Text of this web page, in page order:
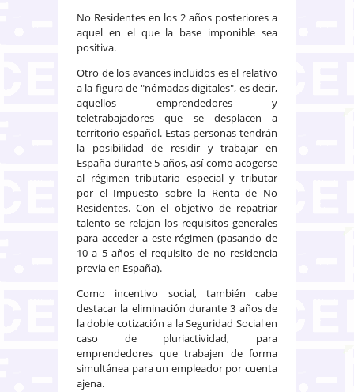
No Residentes en los 2 años posteriores a
aquel en el que la base imponible sea
positiva.
Otro de los avances incluidos es el relativo
a la figura de "nómadas digitales", es decir,
aquellos emprendedores y
teletrabajadores que se desplacen a
territorio español. Estas personas tendrán
la posibilidad de residir y trabajar en
España durante 5 años, así como acogerse
al régimen tributario especial y tributar
por el Impuesto sobre la Renta de No
Residentes. Con el objetivo de repatriar
talento se relajan los requisitos generales
para acceder a este régimen (pasando de
10 a 5 años el requisito de no residencia
previa en España).
Como incentivo social, también cabe
destacar la eliminación durante 3 años de
la doble cotización a la Seguridad Social en
caso de pluriactividad, para
emprendedores que trabajen de forma
simultánea para un empleador por cuenta
ajena.